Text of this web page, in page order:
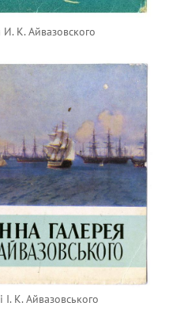
К. Айвазовского
К. Айвазовського